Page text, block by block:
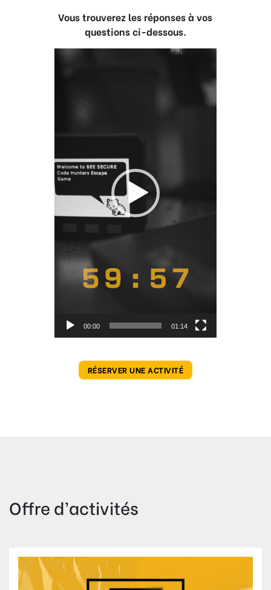
Vous trouverez les réponses à vos
questions ci-dessous.
00:00 01:14
RÉSERVER UNE ACTIVITÉ
Offre d’activités